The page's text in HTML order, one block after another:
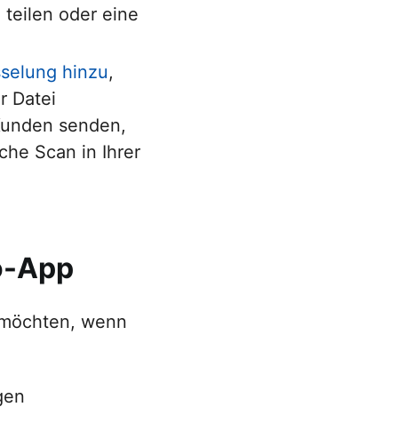
oder eine
hinzu,
Datei
senden,
Scan in Ihrer
App
wenn